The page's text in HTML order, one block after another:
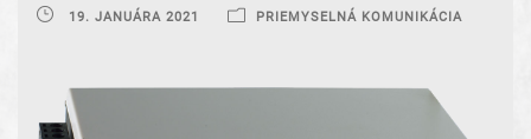
19. JANUÁRA 2021 PRIEMYSELNÁ KOMUNIKÁCIA